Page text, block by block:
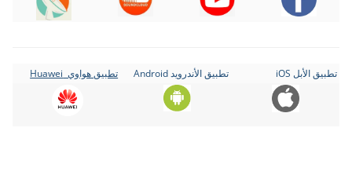
تطبيق الأبل iOS تطبيق الأندرويد Android تطبيق هواوي Huawei